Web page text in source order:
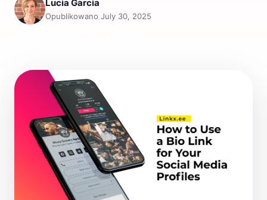
Lucia Garcia
Opublikowano July 30, 2025